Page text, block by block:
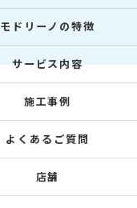
モドリーノの特徴
サービス内容
施工事例
よくあるご質問
店舗